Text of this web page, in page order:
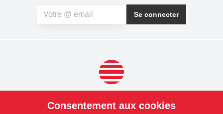
maison, ne nécessite qu'un entretien minimal et peut
même contribuer à un sommeil plus paisible. Si, outre les
spéciale, qui aide à limiter la quantité de particules de
pollen pénétrant à l'intérieur.
Se connecter
PRODUITSConsentement aux cookies